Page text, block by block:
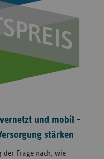
und mobil -
stärken
der Frage nach, wie